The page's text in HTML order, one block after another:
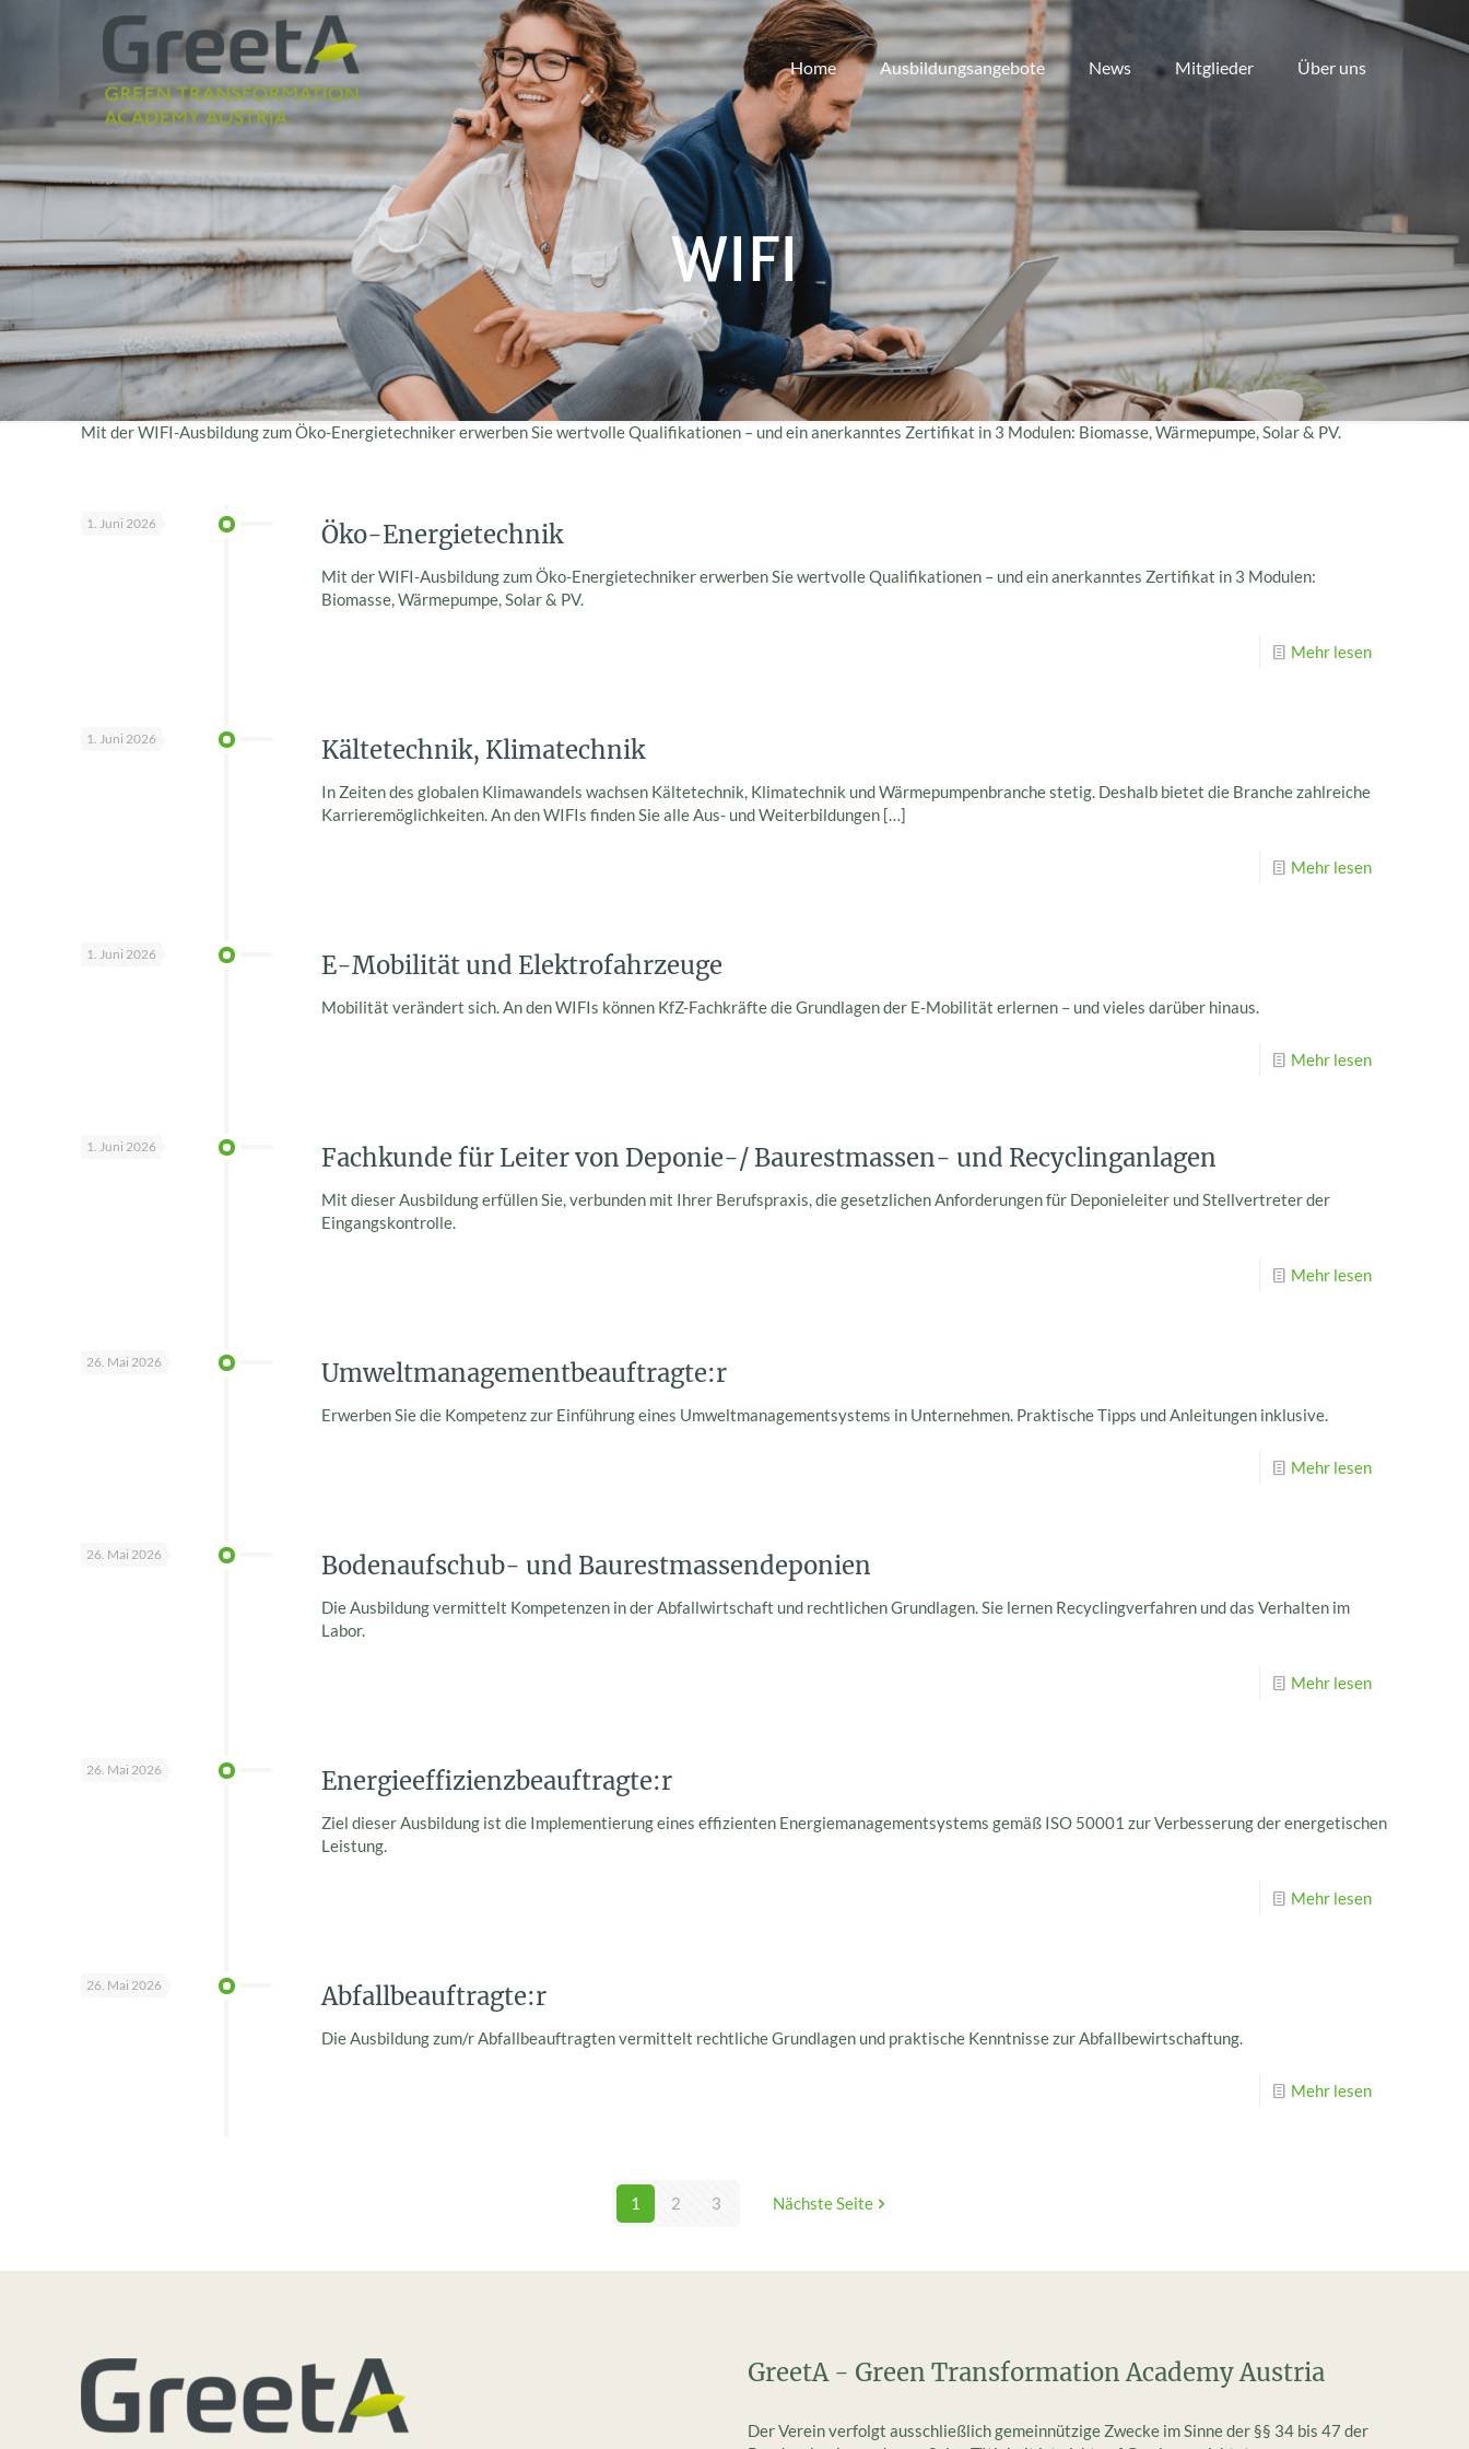
Home Ausbildungsangebote News Mitglieder Über uns
WIFI
Mit der WIFI-Ausbildung zum Öko-Energietechniker erwerben Sie wertvolle Qualifikationen – und ein anerkanntes Zertifikat in 3 Modulen: Biomasse, Wärmepumpe, Solar & PV.
1. Juni 2026 Öko-Energietechnik
Mit der WIFI-Ausbildung zum Öko-Energietechniker erwerben Sie wertvolle Qualifikationen – und ein anerkanntes Zertifikat in 3 Modulen:
Biomasse, Wärmepumpe, Solar & PV.
Mehr lesen
1. Juni 2026 Kältetechnik, Klimatechnik
In Zeiten des globalen Klimawandels wachsen Kältetechnik, Klimatechnik und Wärmepumpenbranche stetig. Deshalb bietet die Branche zahlreiche
Karrieremöglichkeiten. An den WIFIs finden Sie alle Aus- und Weiterbildungen […]
Mehr lesen
1. Juni 2026 E-Mobilität und Elektrofahrzeuge
Mobilität verändert sich. An den WIFIs können KfZ-Fachkräfte die Grundlagen der E-Mobilität erlernen – und vieles darüber hinaus.
Mehr lesen
1. Juni 2026 Fachkunde für Leiter von Deponie-/ Baurestmassen- und Recyclinganlagen
Mit dieser Ausbildung erfüllen Sie, verbunden mit Ihrer Berufspraxis, die gesetzlichen Anforderungen für Deponieleiter und Stellvertreter der
Eingangskontrolle.
Mehr lesen
26. Mai 2026 Umweltmanagementbeauftragte:r
Erwerben Sie die Kompetenz zur Einführung eines Umweltmanagementsystems in Unternehmen. Praktische Tipps und Anleitungen inklusive.
Mehr lesen
26. Mai 2026 Bodenaufschub- und Baurestmassendeponien
Die Ausbildung vermittelt Kompetenzen in der Abfallwirtschaft und rechtlichen Grundlagen. Sie lernen Recyclingverfahren und das Verhalten im
Labor.
Mehr lesen
26. Mai 2026 Energieeffizienzbeauftragte:r
Ziel dieser Ausbildung ist die Implementierung eines effizienten Energiemanagementsystems gemäß ISO 50001 zur Verbesserung der energetischen
Leistung.
Mehr lesen
26. Mai 2026 Abfallbeauftragte:r
Die Ausbildung zum/r Abfallbeauftragten vermittelt rechtliche Grundlagen und praktische Kenntnisse zur Abfallbewirtschaftung.
Mehr lesen
1 2 3 Nächste Seite
GreetA - Green Transformation Academy Austria
Der Verein verfolgt ausschließlich gemeinnützige Zwecke im Sinne der §§ 34 bis 47 der